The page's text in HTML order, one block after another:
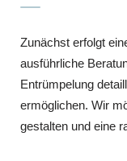
Zunächst erfolgt
ausführliche
Entrümpelung
ermöglichen. Wir
gestalten und eine